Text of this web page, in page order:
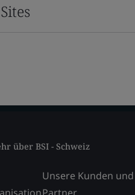
über BSI - Schweiz
Unsere Kunden und